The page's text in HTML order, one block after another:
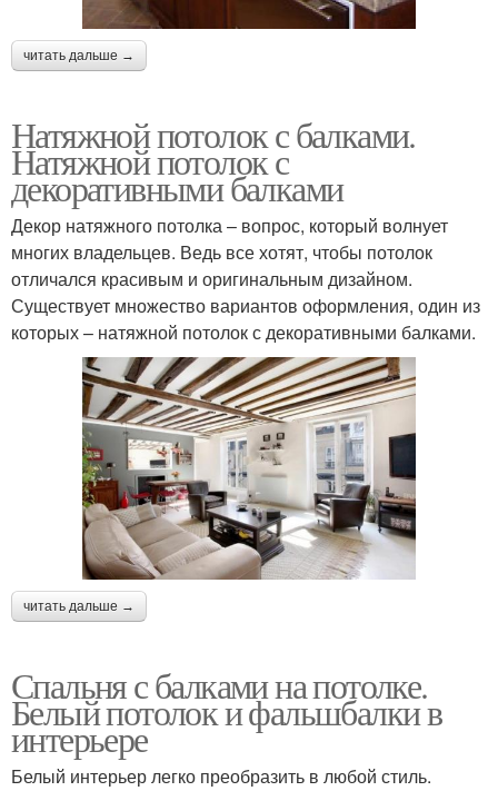
читать дальше →
Натяжной потолок с балками.
Натяжной потолок с
декоративными балками
Декор натяжного потолка – вопрос, который волнует
многих владельцев. Ведь все хотят, чтобы потолок
отличался красивым и оригинальным дизайном.
Существует множество вариантов оформления, один из
которых – натяжной потолок с декоративными балками.
читать дальше →
Спальня с балками на потолке.
Белый потолок и фальшбалки в
интерьере
Белый интерьер легко преобразить в любой стиль.